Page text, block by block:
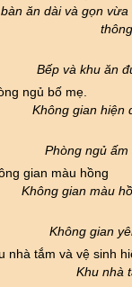
ăn dài và gọn
Bếp và khu ăn
Không gian hiện
Phòng ngủ ấm
Không gian màu
Không gian
Khu nhà